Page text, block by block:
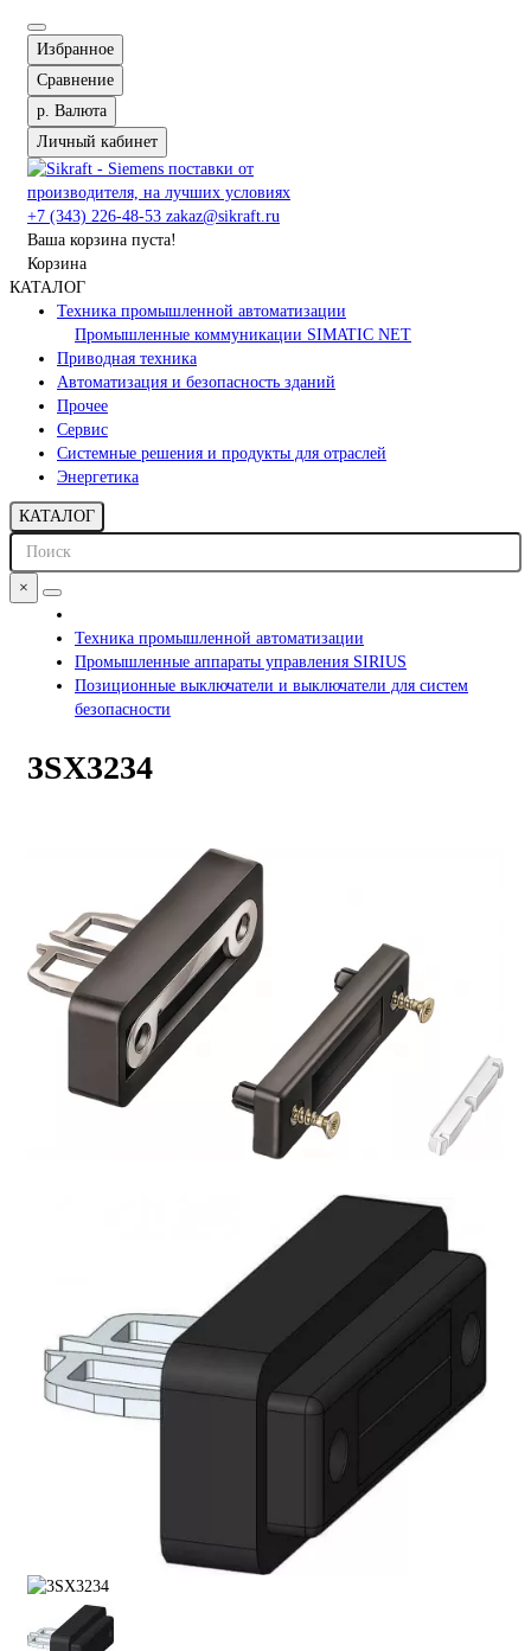
Избранное
Сравнение
р. Валюта
Личный кабинет
+7 (343) 226-48-53 zakaz@sikraft.ru
Ваша корзина пуста!
Корзина
КАТАЛОГ
Техника промышленной автоматизации
Промышленные коммуникации SIMATIC NET
Приводная техника
Автоматизация и безопасность зданий
Прочее
Сервис
Системные решения и продукты для отраслей
Энергетика
КАТАЛОГ
×
Техника промышленной автоматизации
Промышленные аппараты управления SIRIUS
Позиционные выключатели и выключатели для систем
безопасности
3SX3234